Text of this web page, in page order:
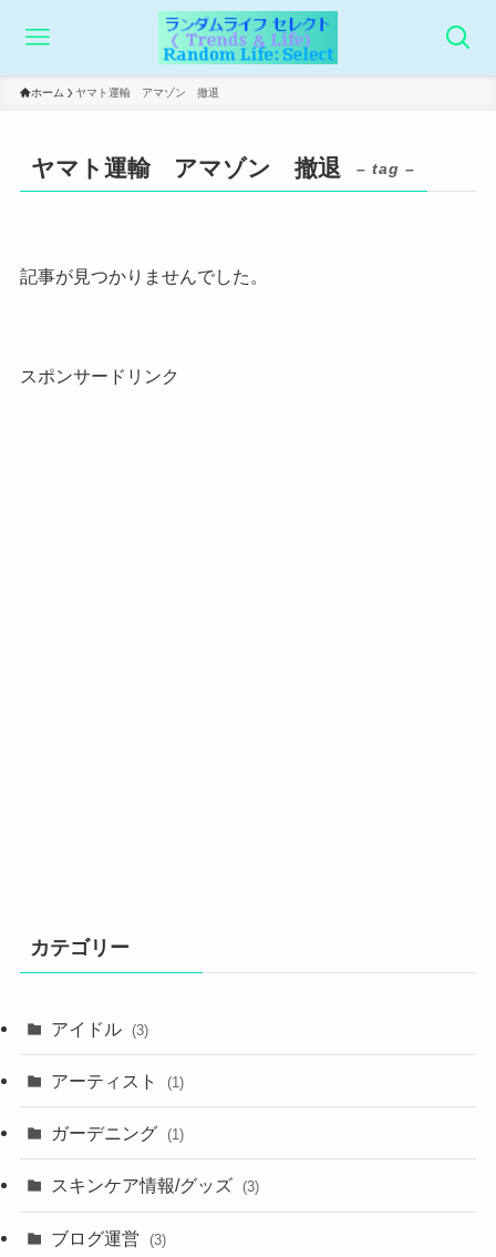
ホーム ヤマト運輸 アマゾン 撤退
ヤマト運輸 アマゾン 撤退 – tag –
記事が見つかりませんでした。
スポンサードリンク
カテゴリー
アイドル (3)
アーティスト (1)
ガーデニング (1)
スキンケア情報/グッズ (3)
ブログ運営 (3)